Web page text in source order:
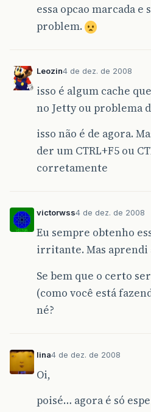
essa opcao marcada e
problem.
Leozin4 de dez. de 2008
isso é algum cache
no Jetty ou problema
isso não é de agora.
der um CTRL+F5 ou
corretamente
victorwss4 de dez. de 2008
Eu sempre obtenho
irritante. Mas aprendi
Se bem que o certo
(como você está
né?
lina4 de dez. de 2008
Oi,
poisé… agora é só